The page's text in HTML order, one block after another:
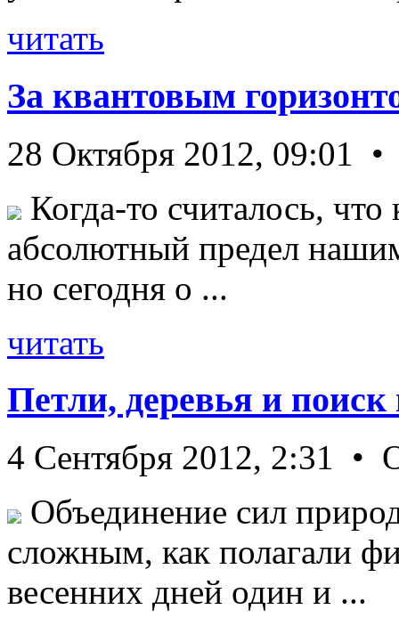
читать
За квантовым
28 Октября 2012, 09:01
Когда-то считалось, что
абсолютный предел
но сегодня о ...
читать
Петли, деревья и
4 Сентября 2012, 2:31 •
Объединение сил
сложным, как полагали
весенних дней один и ...